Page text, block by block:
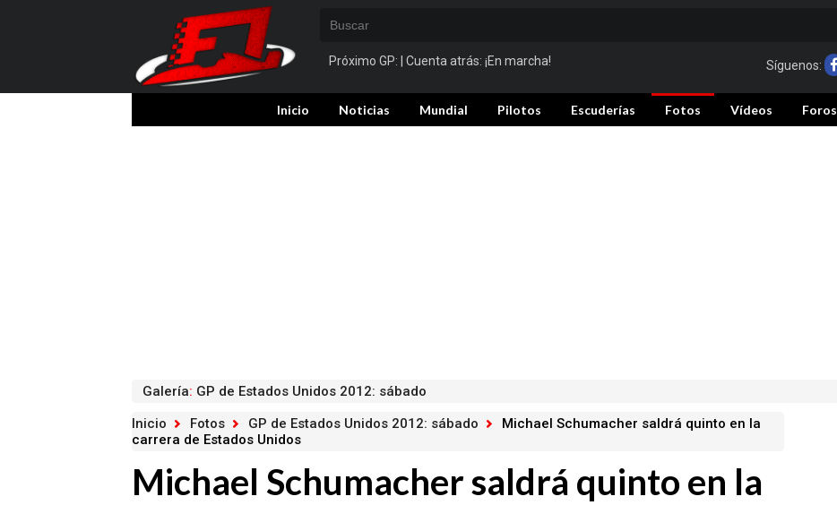
Próximo GP: | Cuenta atrás: ¡En marcha! Síguenos:
Inicio Noticias Mundial Pilotos Escuderías Fotos Vídeos Foros
Galería: GP de Estados Unidos 2012: sábado
Inicio
Fotos GP de Estados Unidos 2012: sábado
Michael Schumacher saldrá quinto en la
carrera de Estados Unidos
Michael Schumacher saldrá quinto en la